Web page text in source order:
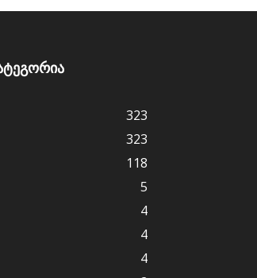
323
323
118
5
4
4
4